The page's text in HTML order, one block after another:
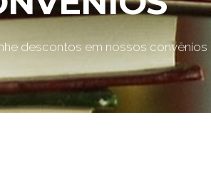
descontos em nossos convênios